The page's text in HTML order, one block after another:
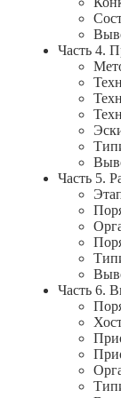
Часть 4.
Часть 5.
Часть 6.